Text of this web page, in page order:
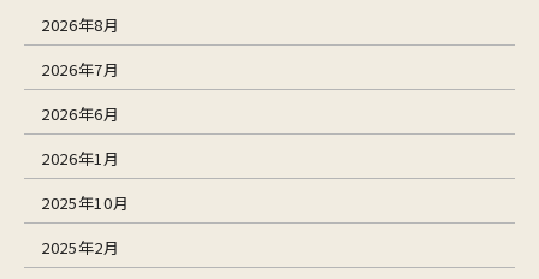
2026年8月
2026年7月
2026年6月
2026年1月
2025年10月
2025年2月